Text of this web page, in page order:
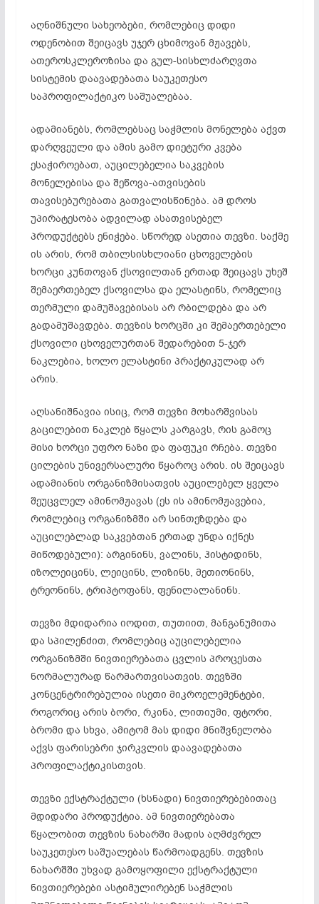
აღნიშნული სახეობები, რომლებიც დიდი
ოდენობით შეიცავს უჯერ ცხიმოვან მჟავებს,
ათეროსკლეროზისა და გულ-სისხლძარღვთა
სისტემის დაავადებათა საუკეთესო
საპროფილაქტიკო საშუალებაა.
ადამიანებს, რომლებსაც საჭმლის მონელება აქვთ
დარღვეული და ამის გამო დიეტური კვება
ესაჭიროებათ, აუცილებელია საკვების
მონელებისა და შეწოვა-ათვისების
თავისებურებათა გათვალისწინება. ამ დროს
უპირატესობა ადვილად ასათვისებელ
პროდუქტებს ენიჭება. სწორედ ასეთია თევზი. საქმე
ის არის, რომ თბილსისხლიანი ცხოველების
ხორცი კუნთოვან ქსოვილთან ერთად შეიცავს უხეშ
შემაერთებელ ქსოვილსა და ელასტინს, რომელიც
თერმული დამუშავებისას არ რბილდება და არ
გადამუშავდება. თევზის ხორცში კი შემაერთებელი
ქსოვილი ცხოველურთან შედარებით 5-ჯერ
ნაკლებია, ხოლო ელასტინი პრაქტიკულად არ
არის.
აღსანიშნავია ისიც, რომ თევზი მოხარშვისას
გაცილებით ნაკლებ წყალს კარგავს, რის გამოც
მისი ხორცი უფრო ნაზი და ფაფუკი რჩება. თევზი
ცილების უნივერსალური წყაროც არის. ის შეიცავს
ადამიანის ორგანიზმისათვის აუცილებელ ყველა
შეუცვლელ ამინომჟავას (ეს ის ამინომჟავებია,
რომლებიც ორგანიზმში არ სინთეზდება და
აუცილებლად საკვებთან ერთად უნდა იქნეს
მიწოდებული): არგინინს, ვალინს, ჰისტიდინს,
იზოლეიცინს, ლეიცინს, ლიზინს, მეთიონინს,
ტრეონინს, ტრიპტოფანს, ფენილალანინს.
თევზი მდიდარია იოდით, თუთიით, მანგანუმითა
და სპილენძით, რომლებიც აუცილებელია
ორგანიზმში ნივთიერებათა ცვლის პროცესთა
ნორმალურად წარმართვისათვის. თევზში
კონცენტრირებულია ისეთი მიკროელემენტები,
როგორიც არის ბორი, რკინა, ლითიუმი, ფტორი,
ბრომი და სხვა, ამიტომ მას დიდი მნიშვნელობა
აქვს ფარისებრი ჯირკვლის დაავადებათა
პროფილაქტიკისთვის.
თევზი ექსტრაქტული (ხსნადი) ნივთიერებებითაც
მდიდარი პროდუქტია. ამ ნივთიერებათა
წყალობით თევზის ნახარში მადის აღმძვრელ
საუკეთესო საშუალებას წარმოადგენს. თევზის
ნახარშში უხვად გამოყოფილი ექსტრაქტული
ნივთიერებები ასტიმულირებენ საჭმლის